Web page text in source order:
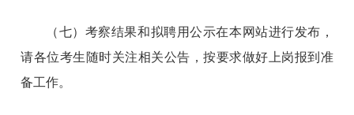
（七）考察结果和拟聘用公示在本网站进行发布，
请各位考生随时关注相关公告，按要求做好上岗报到准
备工作。